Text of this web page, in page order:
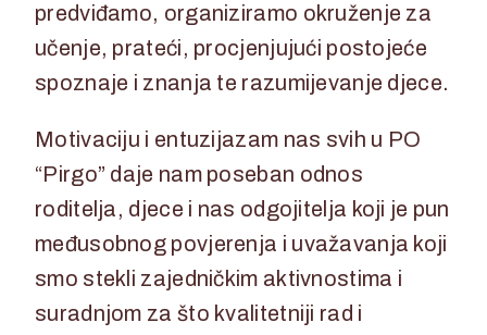
predviđamo, organiziramo okruženje za
učenje, prateći, procjenjujući postojeće
spoznaje i znanja te razumijevanje djece.
Motivaciju i entuzijazam nas svih u PO
“Pirgo” daje nam poseban odnos
roditelja, djece i nas odgojitelja koji je pun
međusobnog povjerenja i uvažavanja koji
smo stekli zajedničkim aktivnostima i
suradnjom za što kvalitetniji rad i